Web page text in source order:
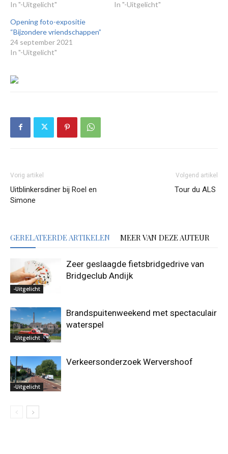
In "-Uitgelicht"
In "-Uitgelicht"
Opening foto-expositie
“Bijzondere vriendschappen”
24 september 2021
In "-Uitgelicht"
Vorig artikel
Uitblinkersdiner bij Roel en
Simone
Volgend artikel
Tour du ALS
GERELATEERDE ARTIKELEN MEER VAN DEZE AUTEUR
-Uitgelicht
Zeer geslaagde fietsbridgedrive van
Bridgeclub Andijk
-Uitgelicht
Brandspuitenweekend met spectaculair
waterspel
-Uitgelicht
Verkeersonderzoek Wervershoof